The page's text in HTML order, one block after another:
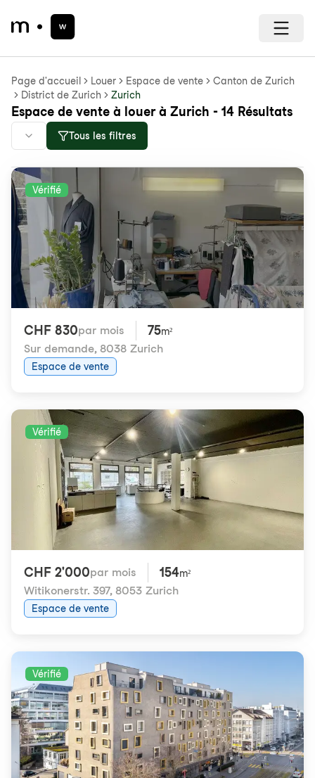
Page d'accueil Louer Espace de vente
Canton de Zurich
District de Zurich
Zurich
Espace de vente à louer à Zurich - 14 Résultats
Tous les filtres
Vérifié
CHF 830par mois 75m²
Sur demande, 8038 Zurich
Espace de vente
Vérifié
CHF 2'000par mois 154m²
Witikonerstr. 397, 8053 Zurich
Espace de vente
Vérifié